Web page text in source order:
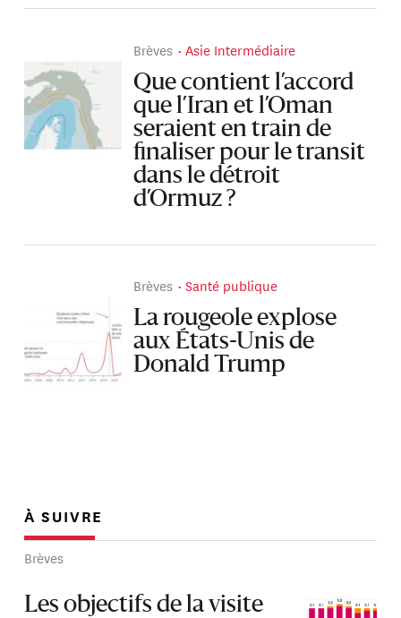
Brèves Asie Intermédiaire
Que contient l’accord
que l’Iran et l’Oman
seraient en train de
finaliser pour le transit
dans le détroit
d’Ormuz ?
Brèves Santé publique
La rougeole explose
aux États-Unis de
Donald Trump
À SUIVRE
Brèves
Les objectifs de la visite